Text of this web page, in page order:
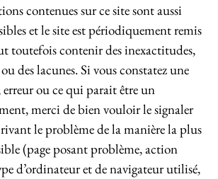
contenues sur ce site sont aussi
et le site est périodiquement remis
toutefois contenir des inexactitudes,
des lacunes. Si vous constatez une
erreur ou ce qui parait être un
merci de bien vouloir le signaler
le problème de la manière la plus
(page posant problème, action
d’ordinateur et de navigateur utilisé,